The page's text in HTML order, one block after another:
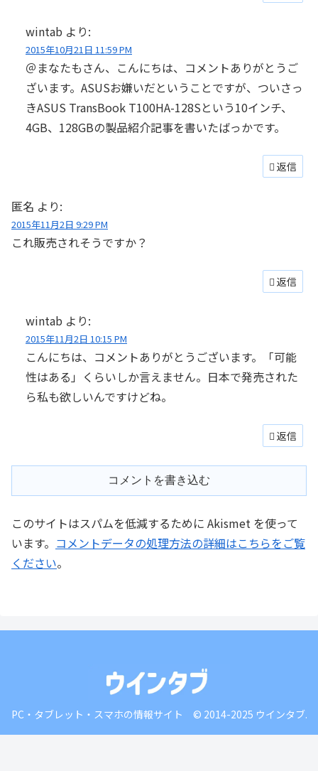
wintab より:
2015年10月21日 11:59 PM
＠まなたもさん、こんにちは、コメントありがとうご
ざいます。ASUSお嫌いだということですが、ついさっ
きASUS TransBook T100HA-128Sという10インチ、
4GB、128GBの製品紹介記事を書いたばっかです。
返信
匿名 より:
2015年11月2日 9:29 PM
これ販売されそうですか？
返信
wintab より:
2015年11月2日 10:15 PM
こんにちは、コメントありがとうございます。「可能
性はある」くらいしか言えません。日本で発売された
ら私も欲しいんですけどね。
返信
コメントを書き込む
このサイトはスパムを低減するために Akismet を使って
います。 コメントデータの処理方法の詳細はこちらをご覧
ください。
PC・タブレット・スマホの情報サイト © 2014-2025 ウインタブ.